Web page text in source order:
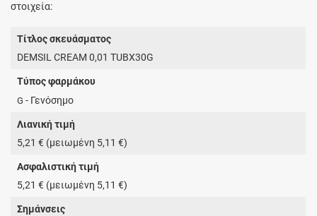
στοιχεία:
Τίτλος σκευάσματος
DEMSIL CREAM 0,01 TUBX30G
Τύπος φαρμάκου
G - Γενόσημο
Λιανική τιμή
5,21 € (μειωμένη 5,11 €)
Ασφαλιστική τιμή
5,21 € (μειωμένη 5,11 €)
Σημάνσεις